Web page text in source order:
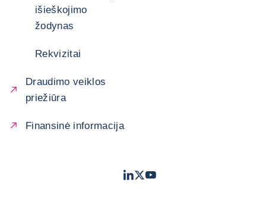
išieškojimo
žodynas
Rekvizitai
Draudimo veiklos
priežiūra
Finansinė informacija
LinkedIn
TwitterYoutube